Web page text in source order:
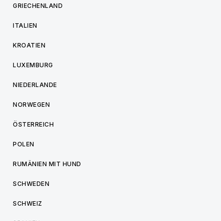
GRIECHENLAND
ITALIEN
KROATIEN
LUXEMBURG
NIEDERLANDE
NORWEGEN
ÖSTERREICH
POLEN
RUMÄNIEN MIT HUND
SCHWEDEN
SCHWEIZ